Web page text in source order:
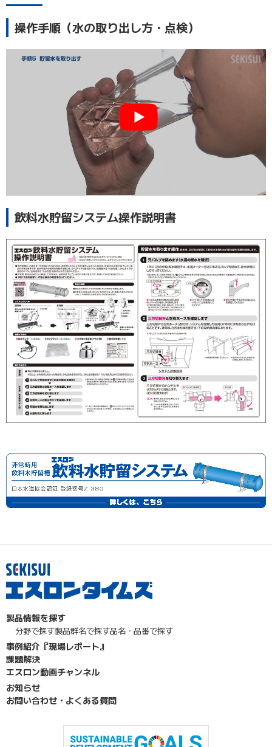
操作手順（水の取り出し方・点検）
飲料水貯留システム操作説明書
製品情報を探す
分野で探す製品群名で探す品名・品番で探す
事例紹介『現場レポート』
課題解決
エスロン動画チャンネル
お知らせ
お問い合わせ・よくある質問